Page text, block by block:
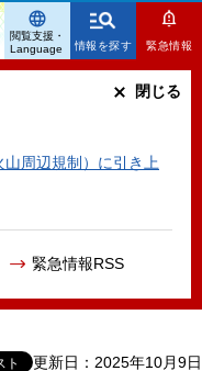
情報を探す 緊急情報
周辺規制）に引き上
緊急情報RSS
閉じる
閲覧支援・
Language
更新日：2025年10月9日